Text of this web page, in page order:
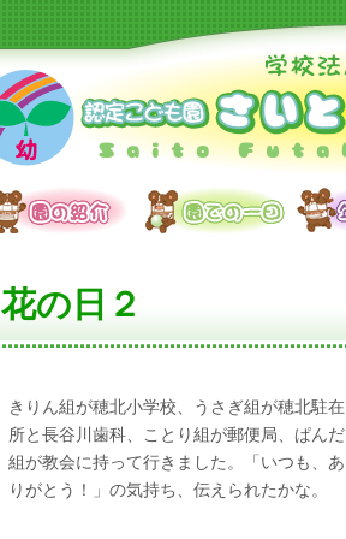
花の日２
きりん組が穂北小学校、うさぎ組が穂北駐在
所と長谷川歯科、ことり組が郵便局、ぱんだ
組が教会に持って行きました。「いつも、あ
りがとう！」の気持ち、伝えられたかな。